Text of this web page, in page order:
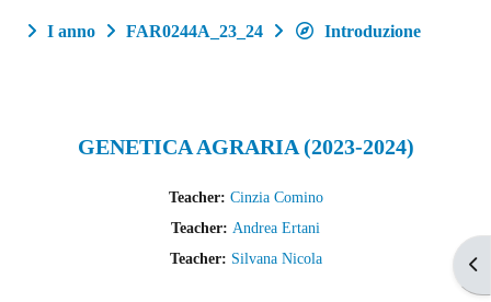
I anno FAR0244A_23_24 Introduzione
GENETICA AGRARIA (2023-2024)
Teacher: Cinzia Comino
Teacher: Andrea Ertani
Teacher: Silvana Nicola